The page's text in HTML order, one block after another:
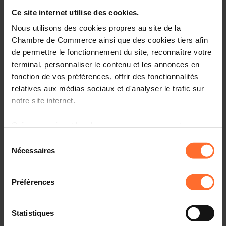
Ce site internet utilise des cookies.
Nous utilisons des cookies propres au site de la
Chambre de Commerce ainsi que des cookies tiers afin
de permettre le fonctionnement du site, reconnaître votre
terminal, personnaliser le contenu et les annonces en
fonction de vos préférences, offrir des fonctionnalités
relatives aux médias sociaux et d'analyser le trafic sur
notre site internet.
à l’exception des cookies strictement nécessaires au
fonctionnement du site. Une description des différents
cookies est accessible sous l’onglet « Détails » ci-
dessus.
Il est précisé que la navigation sur le site et certaines
fonctionnalités (ex : lecture de vidéos, partage sur les
Nécessaires
Préférences
Statistiques
Cet atelier a pour but de poser les bases de la facturation
et d’initier les dirigeants d’entreprise au mode de
Qu’est-ce qu’une facture
Le règlement amiable
Maître Stéphanie Starowicz (Etude Baden Clemes